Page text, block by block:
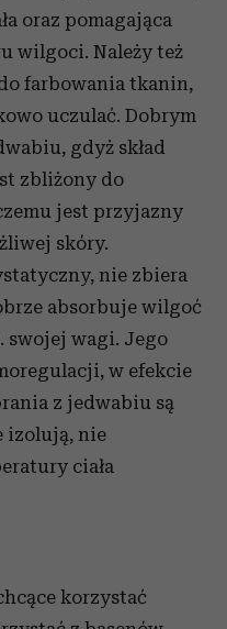
oraz pomagająca
wilgoci. Należy też
farbowania tkanin,
uczulać. Dobrym
gdyż skład
zbliżony do
jest przyjazny
skóry.
nie zbiera
absorbuje wilgoć
swojej wagi. Jego
w efekcie
z jedwabiu są
izolują, nie
ciała
korzystać